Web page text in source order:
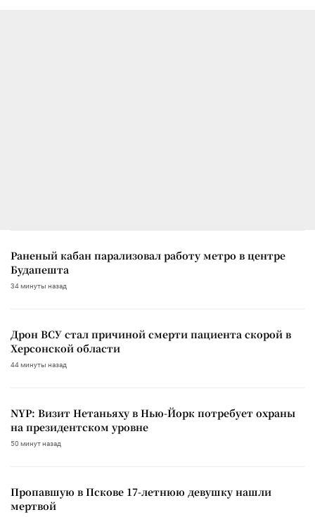
Раненый кабан парализовал работу метро в центре
Будапешта
34 минуты назад
Дрон ВСУ стал причиной смерти пациента скорой в
Херсонской области
44 минуты назад
NYP: Визит Нетаньяху в Нью-Йорк потребует охраны
на президентском уровне
50 минут назад
Пропавшую в Пскове 17-летнюю девушку нашли
мертвой